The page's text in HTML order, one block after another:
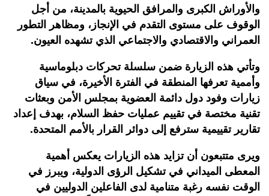
والأوراش الكبرى والمرافق الحيوية بالمدينة، من أجل
الوقوف على مستوى التقدم في الإنجاز، ومظاهر التطور
العمراني والاقتصادي والاجتماعي الذي تشهده العيون.
وتأتي هذه الزيارة ضمن سلسلة تحركات دبلوماسية
وأممية تعرفها المنطقة في الفترة الأخيرة، في سياق
زيارات وفود دول دائمة العضوية بمجلس الأمن وبعثات
تقنية مختصة في تقييم عمليات حفظ السلام، بهدف إعداد
تقارير تقييمية سترفع إلى دوائر القرار بالأمم المتحدة.
ويرى متتبعون أن تزايد هذه الزيارات يعكس أهمية
المعطى الميداني في تشكيل الرؤى الدولية، ويبرز في
الوقت نفسه رغبة متنامية لدى الفاعلين الدوليين في